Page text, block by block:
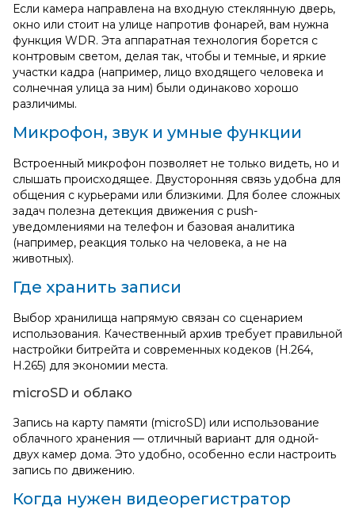
Если камера направлена на входную стеклянную дверь,
окно или стоит на улице напротив фонарей, вам нужна
функция WDR. Эта аппаратная технология борется с
контровым светом, делая так, чтобы и темные, и яркие
участки кадра (например, лицо входящего человека и
солнечная улица за ним) были одинаково хорошо
различимы.
Микрофон, звук и умные функции
Встроенный микрофон позволяет не только видеть, но и
слышать происходящее. Двусторонняя связь удобна для
общения с курьерами или близкими. Для более сложных
задач полезна детекция движения с push-
уведомлениями на телефон и базовая аналитика
(например, реакция только на человека, а не на
животных).
Где хранить записи
Выбор хранилища напрямую связан со сценарием
использования. Качественный архив требует правильной
настройки битрейта и современных кодеков (H.264,
H.265) для экономии места.
microSD и облако
Запись на карту памяти (microSD) или использование
облачного хранения — отличный вариант для одной-
двух камер дома. Это удобно, особенно если настроить
запись по движению.
Когда нужен видеорегистратор